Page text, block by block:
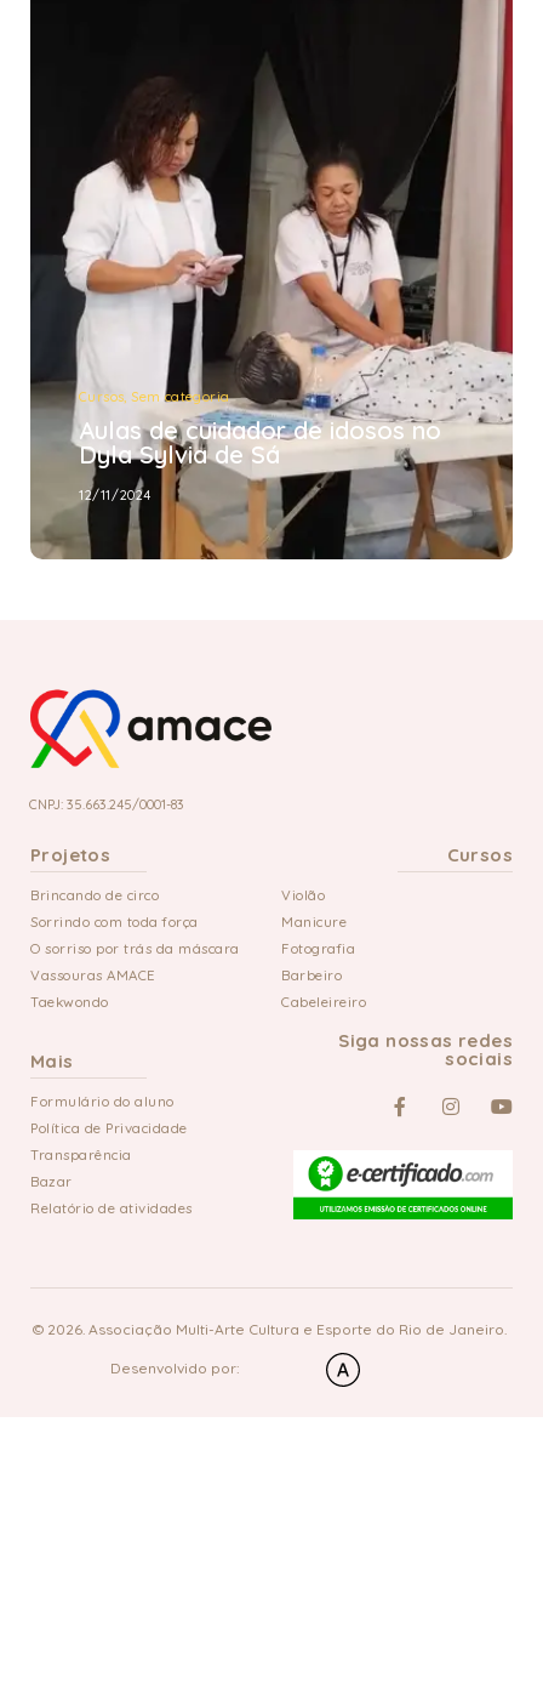
Cursos ,Sem categoria
Aulas de cuidador de idosos no
Dyla Sylvia de Sá
12/11/2024
Aulas de cuidador de idosos no
Dyla Sylvia de Sá
12/11/2024
CNPJ: 35.663.245/0001-83
Projetos
Brincando de circo
Sorrindo com toda força
O sorriso por trás da máscara
Vassouras AMACE
Taekwondo
Cursos
Violão
Manicure
Fotografia
Barbeiro
Cabeleireiro
Mais
Formulário do aluno
Política de Privacidade
Transparência
Bazar
Relatório de atividades
Siga nossas redes
sociais
© 2026. Associação Multi-Arte Cultura e Esporte do Rio de Janeiro.
Desenvolvido por: